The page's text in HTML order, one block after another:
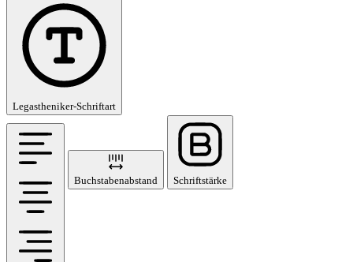
Legastheniker-Schriftart
Buchstabenabstand Schriftstärke